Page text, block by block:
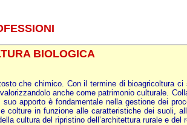
BIOLOGICA
che chimico. Con il termine di bioagricoltura
anche come patrimonio culturale.
apporto è fondamentale nella gestione dei
in funzione alle caratteristiche dei suoli,
cultura del ripristino dell’architettura rurale e del